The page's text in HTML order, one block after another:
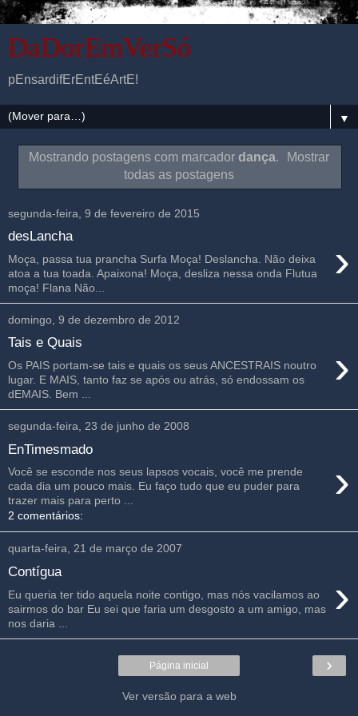
DaDorEmVerSó
pEnsardifErEntEéArtE!
▼
Mostrando postagens com marcador dança.
Mostrar
todas as postagens
segunda-feira, 9 de fevereiro de 2015
desLancha ›
Moça, passa tua prancha Surfa Moça! Deslancha. Não deixa
atoa a tua toada. Apaixona! Moça, desliza nessa onda Flutua
moça! Flana Não...
domingo, 9 de dezembro de 2012
Tais e Quais ›
Os PAIS portam-se tais e quais os seus ANCESTRAIS noutro
lugar. E MAIS, tanto faz se após ou atrás, só endossam os
dEMAIS. Bem ...
segunda-feira, 23 de junho de 2008
EnTimesmado
›
Você se esconde nos seus lapsos vocais, você me prende
cada dia um pouco mais. Eu faço tudo que eu puder para
trazer mais para perto ...
2 comentários:
quarta-feira, 21 de março de 2007
Contígua ›
Eu queria ter tido aquela noite contigo, mas nós vacilamos ao
sairmos do bar Eu sei que faria um desgosto a um amigo, mas
nos daria ...
›
Página inicial
Ver versão para a web